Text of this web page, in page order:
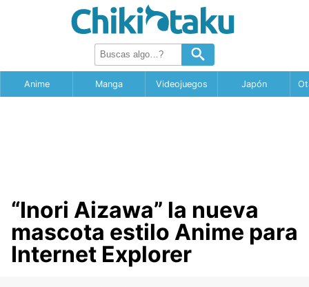
Anime Manga Videojuegos Japón
“Inori Aizawa” la nueva
mascota estilo Anime para
Internet Explorer